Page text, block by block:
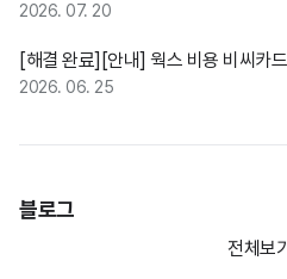
2026. 07. 20
2026. 06. 25
[해결 완료][안내] 웍스 비용 비씨카
블로그
전체보기